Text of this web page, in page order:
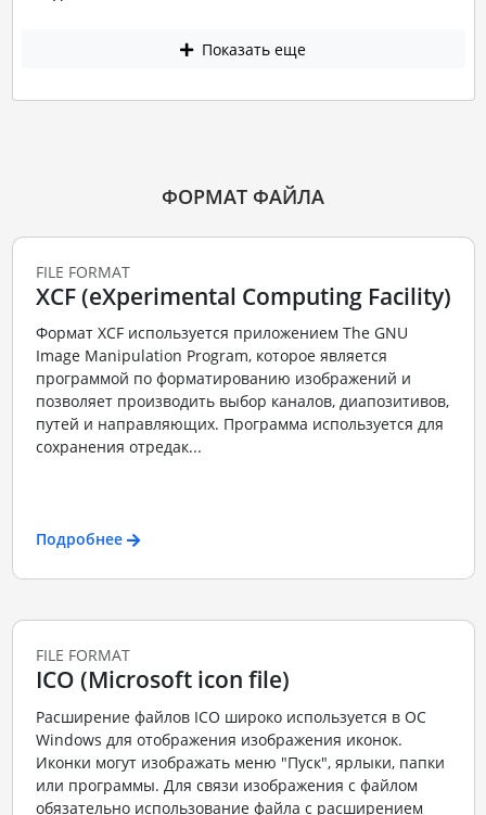
Показать еще
ФОРМАТ ФАЙЛА
FILE FORMAT
XCF (eXperimental Computing Facility)
Формат XCF используется приложением The GNU
Image Manipulation Program, которое является
программой по форматированию изображений и
позволяет производить выбор каналов, диапозитивов,
путей и направляющих. Программа используется для
сохранения отредак...
Подробнее
FILE FORMAT
ICO (Microsoft icon file)
Расширение файлов ICO широко используется в ОС
Windows для отображения изображения иконок.
Иконки могут изображать меню "Пуск", ярлыки, папки
или программы. Для связи изображения с файлом
обязательно использование файла с расширением